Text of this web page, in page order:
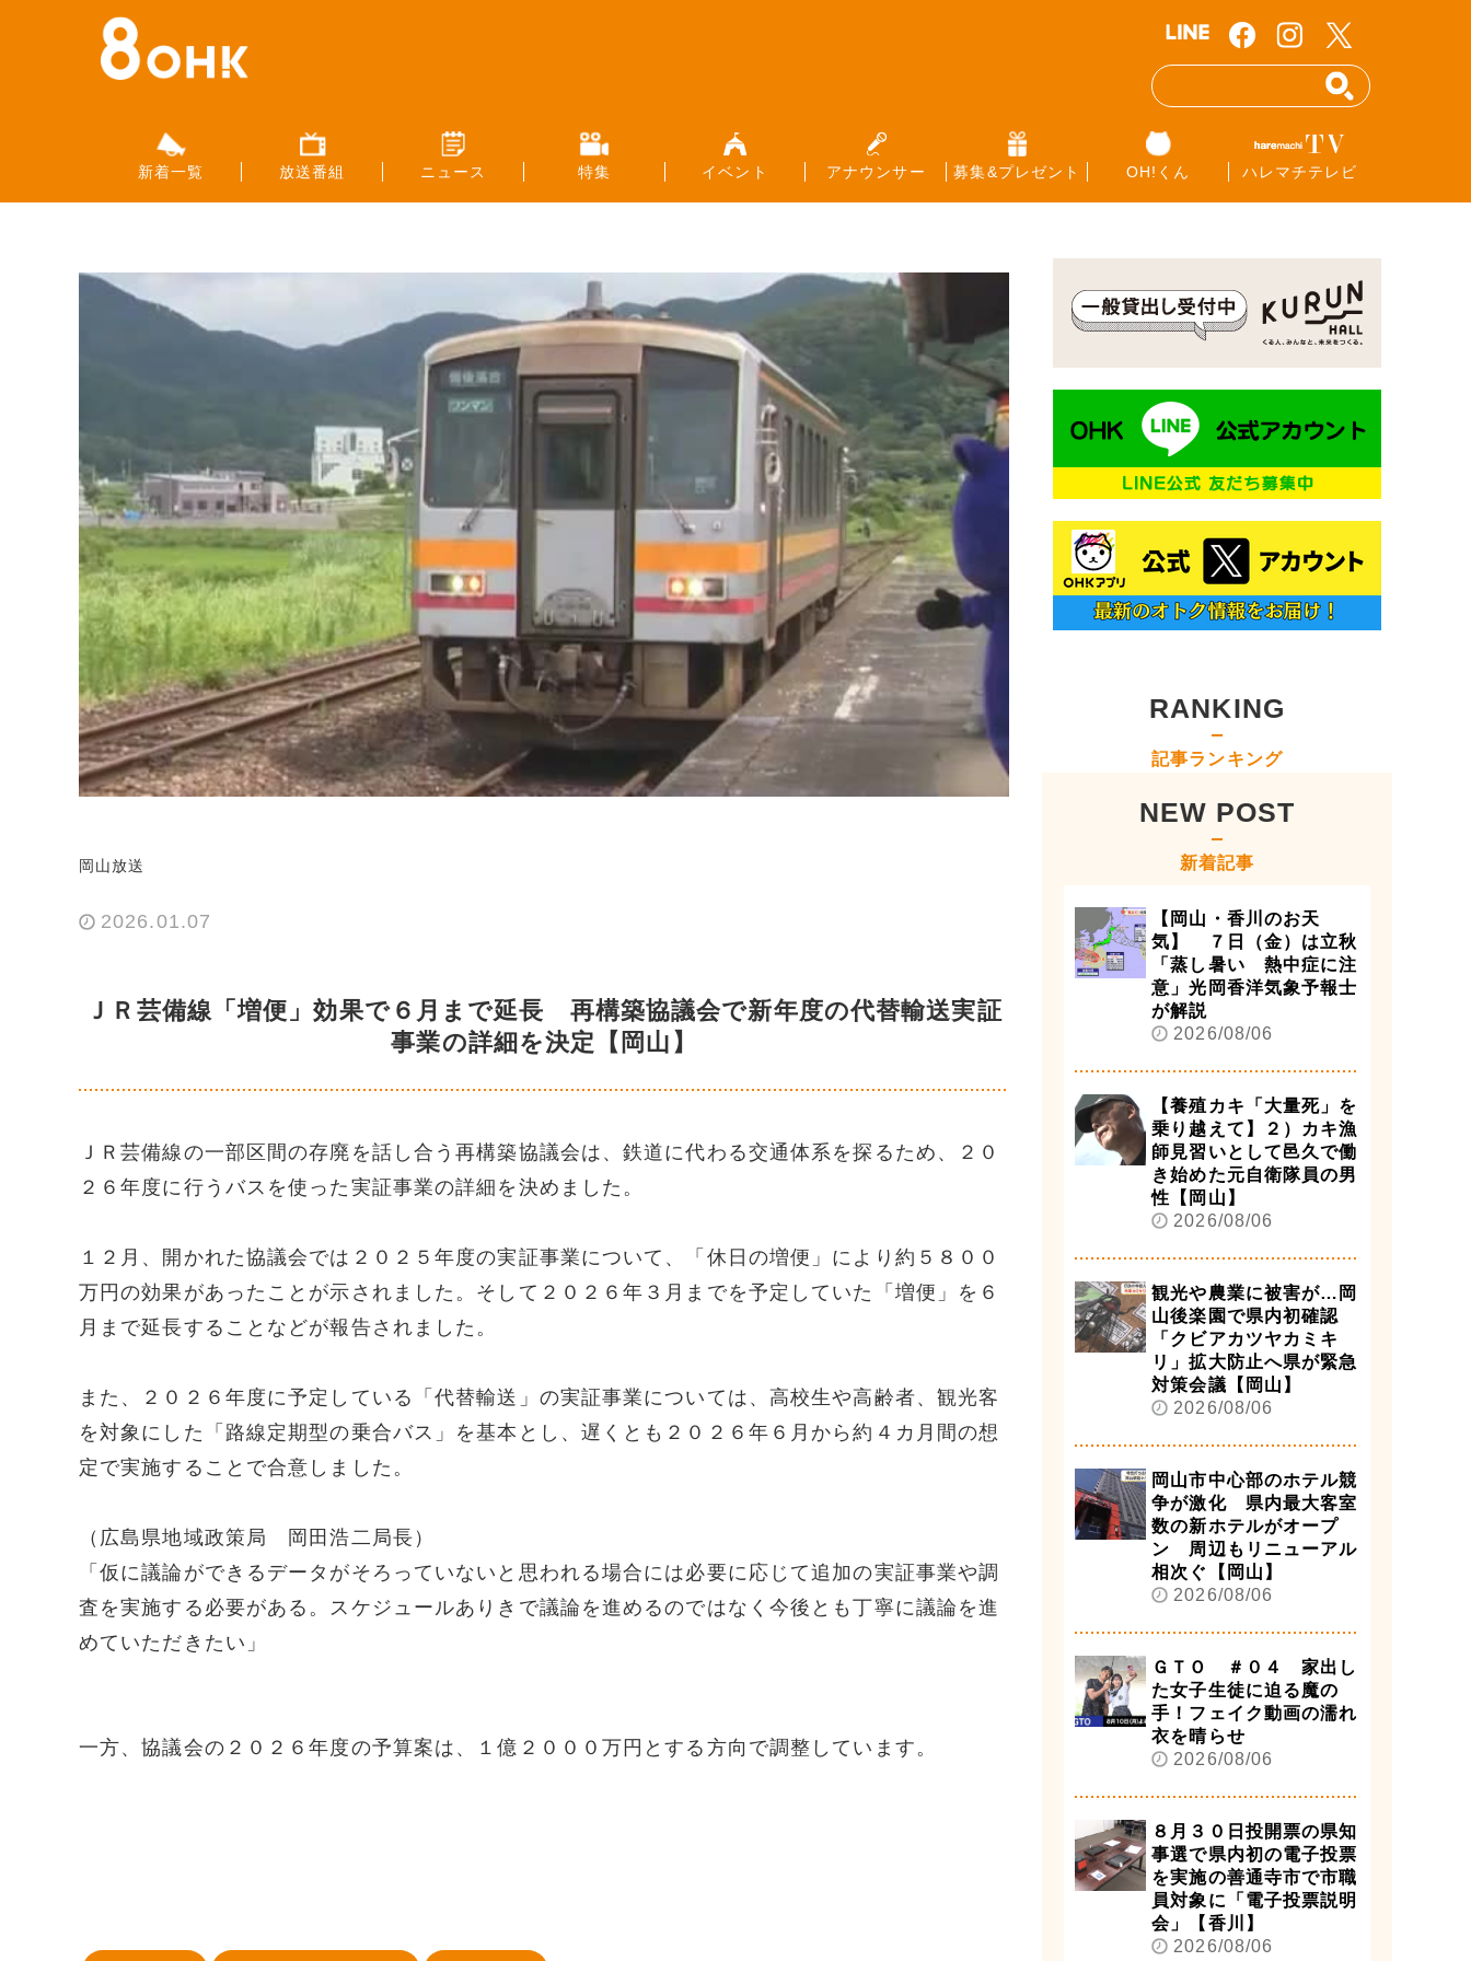
新着一覧 放送番組 ニュース 特集 イベント アナウンサー 募集&プレゼント OH!くん ハレマチテレビ
岡山放送
2026.01.07
ＪＲ芸備線「増便」効果で６月まで延長 再構築協議会で新年度の代替輸送実証
事業の詳細を決定【岡山】
ＪＲ芸備線の一部区間の存廃を話し合う再構築協議会は、鉄道に代わる交通体系を探るため、２０
２６年度に行うバスを使った実証事業の詳細を決めました。
１２月、開かれた協議会では２０２５年度の実証事業について、「休日の増便」により約５８００
万円の効果があったことが示されました。そして２０２６年３月までを予定していた「増便」を６
月まで延長することなどが報告されました。
また、２０２６年度に予定している「代替輸送」の実証事業については、高校生や高齢者、観光客
を対象にした「路線定期型の乗合バス」を基本とし、遅くとも２０２６年６月から約４カ月間の想
定で実施することで合意しました。
（広島県地域政策局 岡田浩二局長）
「仮に議論ができるデータがそろっていないと思われる場合には必要に応じて追加の実証事業や調
査を実施する必要がある。スケジュールありきで議論を進めるのではなく今後とも丁寧に議論を進
めていただきたい」
一方、協議会の２０２６年度の予算案は、１億２０００万円とする方向で調整しています。
RANKING
記事ランキング
NEW POST
新着記事
【岡山・香川のお天
気】 ７日（金）は立秋
「蒸し暑い 熱中症に注
意」光岡香洋気象予報士
が解説
2026/08/06
【養殖カキ「大量死」を
乗り越えて】２）カキ漁
師見習いとして邑久で働
き始めた元自衛隊員の男
性【岡山】
2026/08/06
観光や農業に被害が…岡
山後楽園で県内初確認
「クビアカツヤカミキ
リ」拡大防止へ県が緊急
対策会議【岡山】
2026/08/06
岡山市中心部のホテル競
争が激化 県内最大客室
数の新ホテルがオープ
ン 周辺もリニューアル
相次ぐ【岡山】
2026/08/06
ＧＴＯ ＃０４ 家出し
た女子生徒に迫る魔の
手！フェイク動画の濡れ
衣を晴らせ
2026/08/06
８月３０日投開票の県知
事選で県内初の電子投票
を実施の善通寺市で市職
員対象に「電子投票説明
会」【香川】
2026/08/06